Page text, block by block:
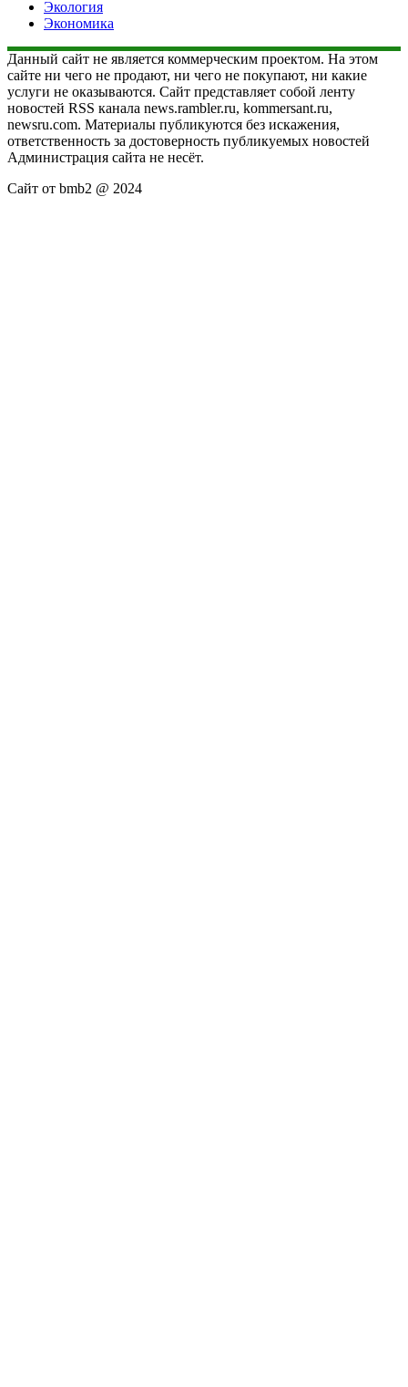
Экология
Экономика
Данный сайт не является коммерческим проектом. На этом
сайте ни чего не продают, ни чего не покупают, ни какие
услуги не оказываются. Сайт представляет собой ленту
новостей RSS канала news.rambler.ru, kommersant.ru,
newsru.com. Материалы публикуются без искажения,
ответственность за достоверность публикуемых новостей
Администрация сайта не несёт.
Сайт от bmb2 @ 2024